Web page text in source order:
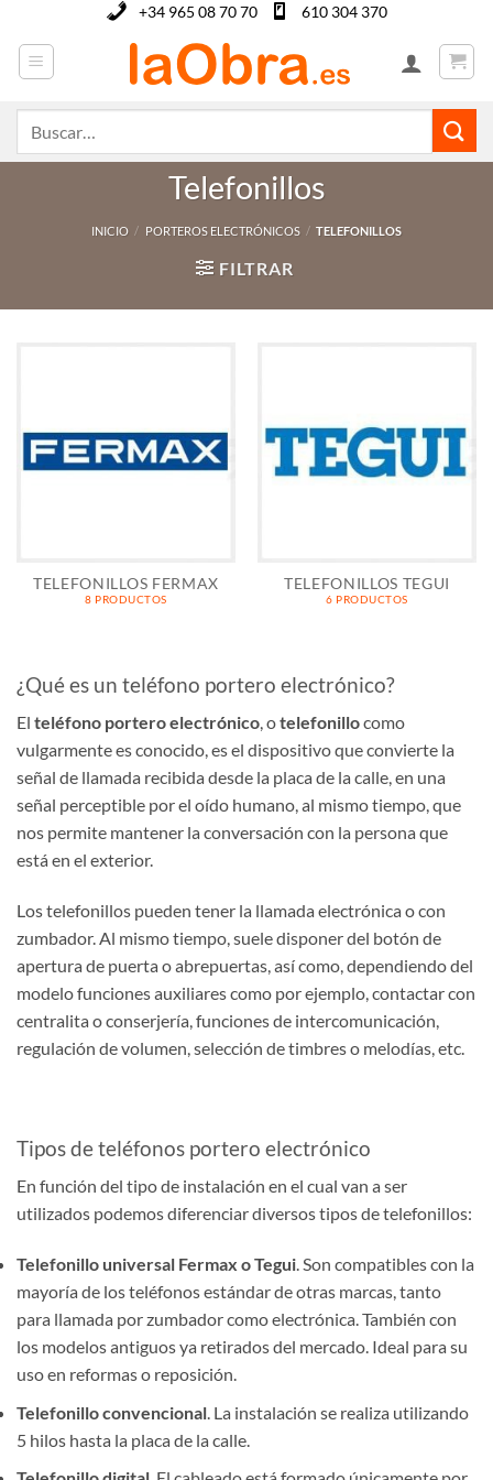
contenido
+34 965 08 70 70 610 304 370
Telefonillos
INICIO / PORTEROS ELECTRÓNICOS / TELEFONILLOS
FILTRAR
TELEFONILLOS FERMAX
8 PRODUCTOS
TELEFONILLOS TEGUI
6 PRODUCTOS
¿Qué es un teléfono portero electrónico?
El teléfono portero electrónico, otelefonillocomo
vulgarmente es conocido, es el dispositivo que convierte la
señal de llamada recibida desde la placa de la calle, en una
señal perceptible por el oído humano, al mismo tiempo, que
nos permite mantener la conversación con la persona que
está en el exterior.
Los telefonillos pueden tener la llamada electrónica o con
zumbador. Al mismo tiempo, suele disponer del botón de
apertura de puerta o abrepuertas, así como, dependiendo del
modelo funciones auxiliares como por ejemplo, contactar con
centralita o conserjería, funciones de intercomunicación,
regulación de volumen, selección de timbres o melodías, etc.
Tipos de teléfonos portero electrónico
En función del tipo de instalación en el cual van a ser
utilizados podemos diferenciar diversos tipos de telefonillos:
Telefonillo universal Fermax o Tegui. Son compatibles con la
mayoría de los teléfonos estándar de otras marcas, tanto
para llamada por zumbador como electrónica. También con
los modelos antiguos ya retirados del mercado. Ideal para su
uso en reformas o reposición.
Telefonillo convencional . La instalación se realiza utilizando
5 hilos hasta la placa de la calle.